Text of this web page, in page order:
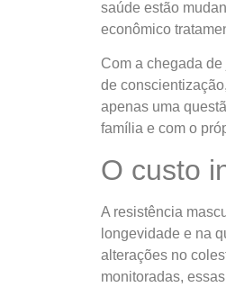
saúde estão
econômico
Com a chegada
de
apenas uma
família e com o
O custo
A resistência
longevidade e na
alterações no
monitoradas,